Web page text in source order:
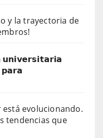
y la trayectoria de
evolucionando.
tendencias que